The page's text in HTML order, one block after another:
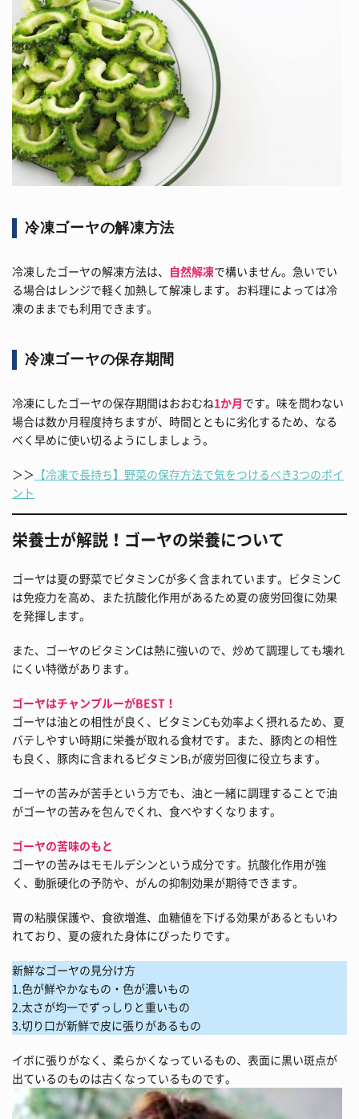
冷凍ゴーヤの解凍方法
冷凍したゴーヤの解凍方法は、 自然解凍で構いません。急いでい
る場合はレンジで軽く加熱して解凍します。お料理によっては冷
凍のままでも利用できます。
冷凍ゴーヤの保存期間
冷凍にしたゴーヤの保存期間はおおむね1か月です。味を問わない
場合は数か月程度持ちますが、時間とともに劣化するため、なる
べく早めに使い切るようにしましょう。
＞＞ 【冷凍で長持ち】野菜の保存方法で気をつけるべき3つのポイ
ント
栄養士が解説！ゴーヤの栄養について
ゴーヤは夏の野菜でビタミンCが多く含まれています。ビタミンC
は免疫力を高め、また抗酸化作用があるため夏の疲労回復に効果
を発揮します。
また、ゴーヤのビタミンCは熱に強いので、炒めて調理しても壊れ
にくい特徴があります。
ゴーヤはチャンプルーがBEST！
ゴーヤは油との相性が良く、ビタミンCも効率よく摂れるため、夏
バテしやすい時期に栄養が取れる食材です。また、豚肉との相性
も良く、豚肉に含まれるビタミンB₁が疲労回復に役立ちます。
ゴーヤの苦みが苦手という方でも、油と一緒に調理することで油
がゴーヤの苦みを包んでくれ、食べやすくなります。
ゴーヤの苦味のもと
ゴーヤの苦みはモモルデシンという成分です。抗酸化作用が強
く、動脈硬化の予防や、がんの抑制効果が期待できます。
胃の粘膜保護や、食欲増進、血糖値を下げる効果があるともいわ
れており、夏の疲れた身体にぴったりです。
新鮮なゴーヤの見分け方
1.色が鮮やかなもの・色が濃いもの
2.太さが均一でずっしりと重いもの
3.切り口が新鮮で皮に張りがあるもの
イボに張りがなく、柔らかくなっているもの、表面に黒い斑点が
出ているのものは古くなっているものです。